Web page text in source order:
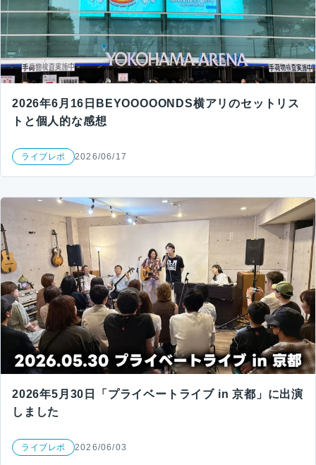
2026年6月16日BEYOOOOONDS横アリのセットリス
トと個人的な感想
ライブレポ 2026/06/17
2026年5月30日「プライベートライブ in 京都」に出演
しました
ライブレポ 2026/06/03